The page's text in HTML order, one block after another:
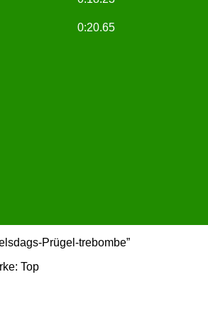
0:20.65
Prügel-trebombe”
Top